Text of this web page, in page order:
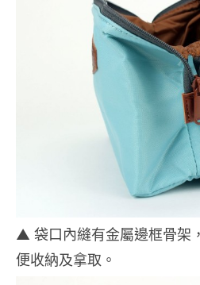
▲ 袋口內縫有金屬邊框骨架
便收納及拿取。